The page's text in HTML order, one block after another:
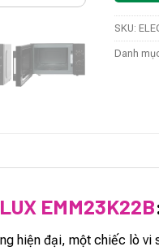
SKU:
Danh
EMM23K22B
hiện đại, một chiếc lò